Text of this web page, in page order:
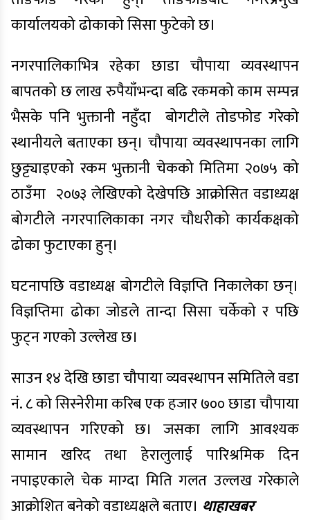
कार्यालयको ढोकाको सिसा फुटेको छ।
नगरपालिकाभित्र रहेका छाडा चौपाया व्यवस्थापन
बापतको छ लाख रुपैयाँभन्दा बढि रकमको काम सम्पन्न
भैसके पनि भुक्तानी नहुँदा बोगटीले तोडफोड गरेको
स्थानीयले बताएका छन्। चौपाया व्यवस्थापनका लागि
छुट्ट्याइएको रकम भुक्तानी चेकको मितिमा २०७५ को
ठाउँमा २०७३ लेखिएको देखेपछि आक्रोसित वडाध्यक्ष
बोगटीले नगरपालिकाका नगर चौधरीको कार्यकक्षको
ढोका फुटाएका हुन्।
घटनापछि वडाध्यक्ष बोगटीले विज्ञप्ति निकालेका छन्।
विज्ञप्तिमा ढोका जोडले तान्दा सिसा चर्केको र पछि
फुट्न गएको उल्लेख छ।
साउन १४ देखि छाडा चौपाया व्यवस्थापन समितिले वडा
नं. ८ को सिस्नेरीमा करिब एक हजार ७०० छाडा चौपाया
व्यवस्थापन गरिएको छ। जसका लागि आवश्यक
सामान खरिद तथा हेरालुलाई पारिश्रमिक दिन
नपाइएकाले चेक माग्दा मिति गलत उल्लख गरेकाले
आक्रोशित बनेको वडाध्यक्षले बताए। थाहाखबर